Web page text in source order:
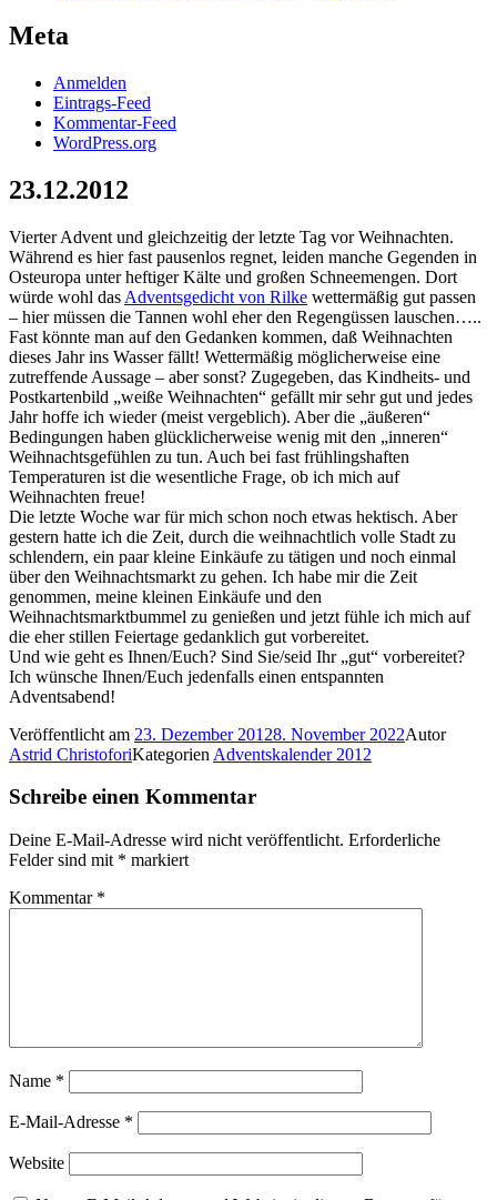
Meta
Anmelden
Eintrags-Feed
Kommentar-Feed
WordPress.org
23.12.2012
Vierter Advent und gleichzeitig der letzte Tag vor Weihnachten.
Während es hier fast pausenlos regnet, leiden manche Gegenden in
Osteuropa unter heftiger Kälte und großen Schneemengen. Dort
würde wohl das Adventsgedicht von Rilke wettermäßig gut passen
– hier müssen die Tannen wohl eher den Regengüssen lauschen…..
Fast könnte man auf den Gedanken kommen, daß Weihnachten
dieses Jahr ins Wasser fällt! Wettermäßig möglicherweise eine
zutreffende Aussage – aber sonst? Zugegeben, das Kindheits- und
Postkartenbild „weiße Weihnachten“ gefällt mir sehr gut und jedes
Jahr hoffe ich wieder (meist vergeblich). Aber die „äußeren“
Bedingungen haben glücklicherweise wenig mit den „inneren“
Weihnachtsgefühlen zu tun. Auch bei fast frühlingshaften
Temperaturen ist die wesentliche Frage, ob ich mich auf
Weihnachten freue!
Die letzte Woche war für mich schon noch etwas hektisch. Aber
gestern hatte ich die Zeit, durch die weihnachtlich volle Stadt zu
schlendern, ein paar kleine Einkäufe zu tätigen und noch einmal
über den Weihnachtsmarkt zu gehen. Ich habe mir die Zeit
genommen, meine kleinen Einkäufe und den
Weihnachtsmarktbummel zu genießen und jetzt fühle ich mich auf
die eher stillen Feiertage gedanklich gut vorbereitet.
Und wie geht es Ihnen/Euch? Sind Sie/seid Ihr „gut“ vorbereitet?
Ich wünsche Ihnen/Euch jedenfalls einen entspannten
Adventsabend!
Veröffentlicht am 23. Dezember 20128. November 2022Autor
Astrid ChristoforiKategorien Adventskalender 2012
Schreibe einen Kommentar
Deine E-Mail-Adresse wird nicht veröffentlicht. Erforderliche
Felder sind mit * markiert
Kommentar *
Name *
E-Mail-Adresse *
Website